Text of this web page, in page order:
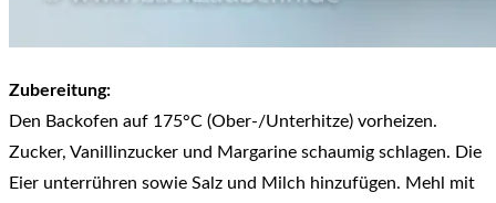
Zubereitung:
Den Backofen auf 175°C (Ober-/Unterhitze) vorheizen.
Zucker, Vanillinzucker und Margarine schaumig schlagen. Die
Eier unterrühren sowie Salz und Milch hinzufügen. Mehl mit